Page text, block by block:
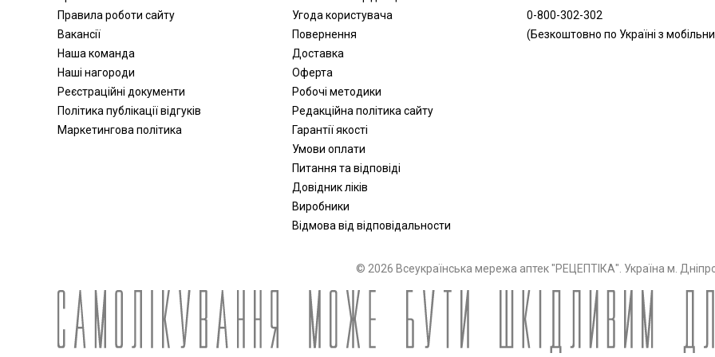
Аксесуари для інвалідних
колясок
Санітарно-гігієнічне обладнання
Підйомні крісла
Кисневі концентратори,
інгалятори
Запчастини для інвалідних
колясок
Рециркулятори
Алкотестери (алкометри)
Фізіотерапія
Апарати для електротерапії
Правила роботи сайту
Вакансії
Наша команда
Наші нагороди
Реєстраційні документи
Політика публікації відгуків
Маркетингова політика
Угода користувача
Повернення
Доставка
Оферта
Робочі методики
Редакційна політика сайту
Гарантії якості
Умови оплати
Питання та відповіді
Довідник ліків
Виробники
Відмова від відповідальности
0-800-302-302
(Безкоштовно по Україні з
© 2026 Всеукраїнська мережа аптек "РЕЦЕПТІКА". Україна м.